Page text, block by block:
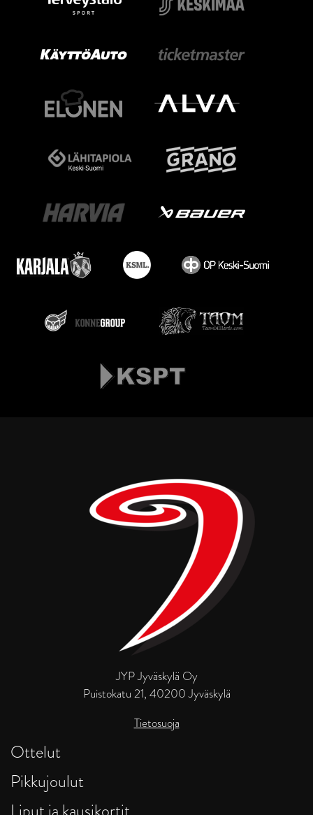
JYP Jyväskylä Oy
Puistokatu 21, 40200 Jyväskylä
Tietosuoja
Ottelut
Pikkujoulut